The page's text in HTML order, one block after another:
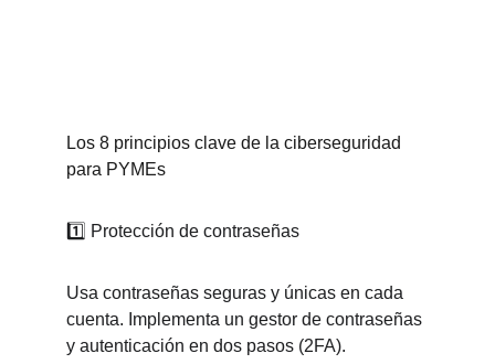
Los 8 principios clave de la ciberseguridad
para PYMEs
1️⃣ Protección de contraseñas
Usa contraseñas seguras y únicas en cada
cuenta. Implementa un gestor de contraseñas
y autenticación en dos pasos (2FA).